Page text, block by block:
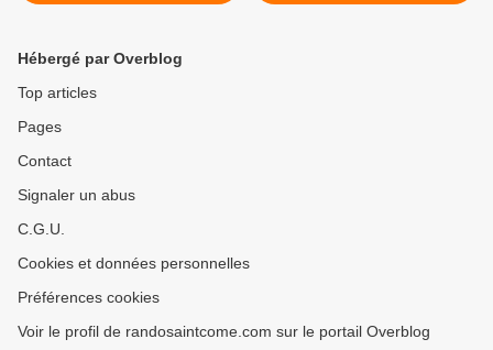
Hébergé par Overblog
Top articles
Pages
Contact
Signaler un abus
C.G.U.
Cookies et données personnelles
Préférences cookies
Voir le profil de randosaintcome.com sur le portail Overblog